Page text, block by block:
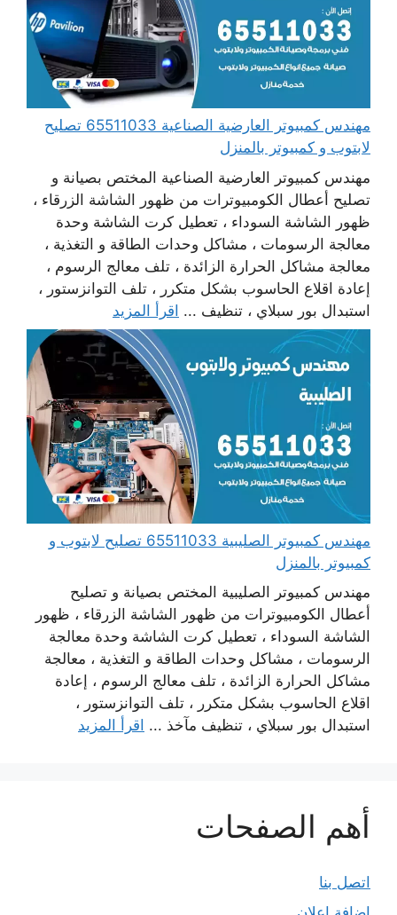
مهندس كمبيوتر العارضية الصناعية 65511033 تصليح
لابتوب و كمبيوتر بالمنزل
مهندس كمبيوتر العارضية الصناعية المختص بصيانة و
تصليح أعطال الكومبيوترات من ظهور الشاشة الزرقاء ،
ظهور الشاشة السوداء ، تعطيل كرت الشاشة وحدة
معالجة الرسومات ، مشاكل وحدات الطاقة و التغذية ،
معالجة مشاكل الحرارة الزائدة ، تلف معالج الرسوم ،
إعادة اقلاع الحاسوب بشكل متكرر ، تلف التوانزستور ،
استبدال بور سبلاي ، تنظيف ... اقرأ المزيد
مهندس كمبيوتر الصليبية 65511033 تصليح لابتوب و
كمبيوتر بالمنزل
مهندس كمبيوتر الصليبية المختص بصيانة و تصليح
أعطال الكومبيوترات من ظهور الشاشة الزرقاء ، ظهور
الشاشة السوداء ، تعطيل كرت الشاشة وحدة معالجة
الرسومات ، مشاكل وحدات الطاقة و التغذية ، معالجة
مشاكل الحرارة الزائدة ، تلف معالج الرسوم ، إعادة
اقلاع الحاسوب بشكل متكرر ، تلف التوانزستور ،
استبدال بور سبلاي ، تنظيف مآخذ ... اقرأ المزيد
أهم الصفحات
اتصل بنا